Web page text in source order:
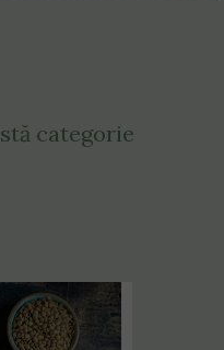
categorie